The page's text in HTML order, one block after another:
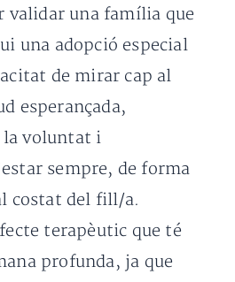
validar una família que
una adopció especial
de mirar cap al
esperançada,
voluntat i
sempre, de forma
costat del fill/a.
terapèutic que té
profunda, ja que